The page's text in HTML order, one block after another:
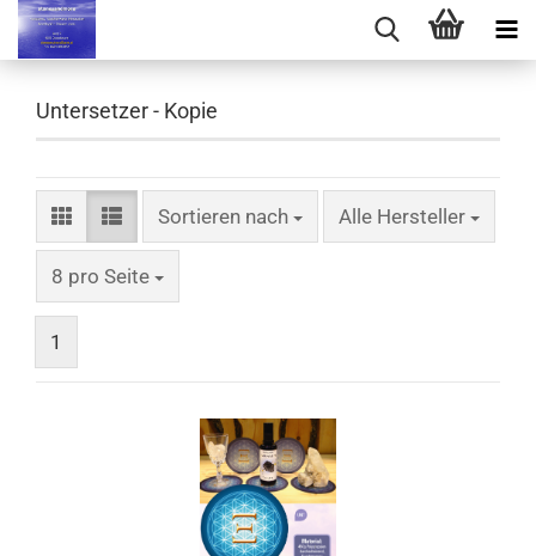
Untersetzer - Kopie
Sortieren nach
Sortieren nach Alle Hersteller
8 pro Seite
pro Seite
1